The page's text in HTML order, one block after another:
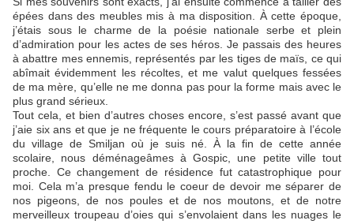
épées dans des meubles mis à ma disposition. À cette époque,
j’étais sous le charme de la poésie nationale serbe et plein
d’admiration pour les actes de ses héros. Je passais des heures
à abattre mes ennemis, représentés par les tiges de maïs, ce qui
abîmait évidemment les récoltes, et me valut quelques fessées
de ma mère, qu’elle ne me donna pas pour la forme mais avec le
plus grand sérieux.
Tout cela, et bien d’autres choses encore, s’est passé avant que
j’aie six ans et que je ne fréquente le cours préparatoire à l’école
du village de Smiljan où je suis né. À la fin de cette année
scolaire, nous déménageâmes à Gospic, une petite ville tout
proche. Ce changement de résidence fut catastrophique pour
moi. Cela m’a presque fendu le coeur de devoir me séparer de
nos pigeons, de nos poules et de nos moutons, et de notre
merveilleux troupeau d’oies qui s’envolaient dans les nuages le